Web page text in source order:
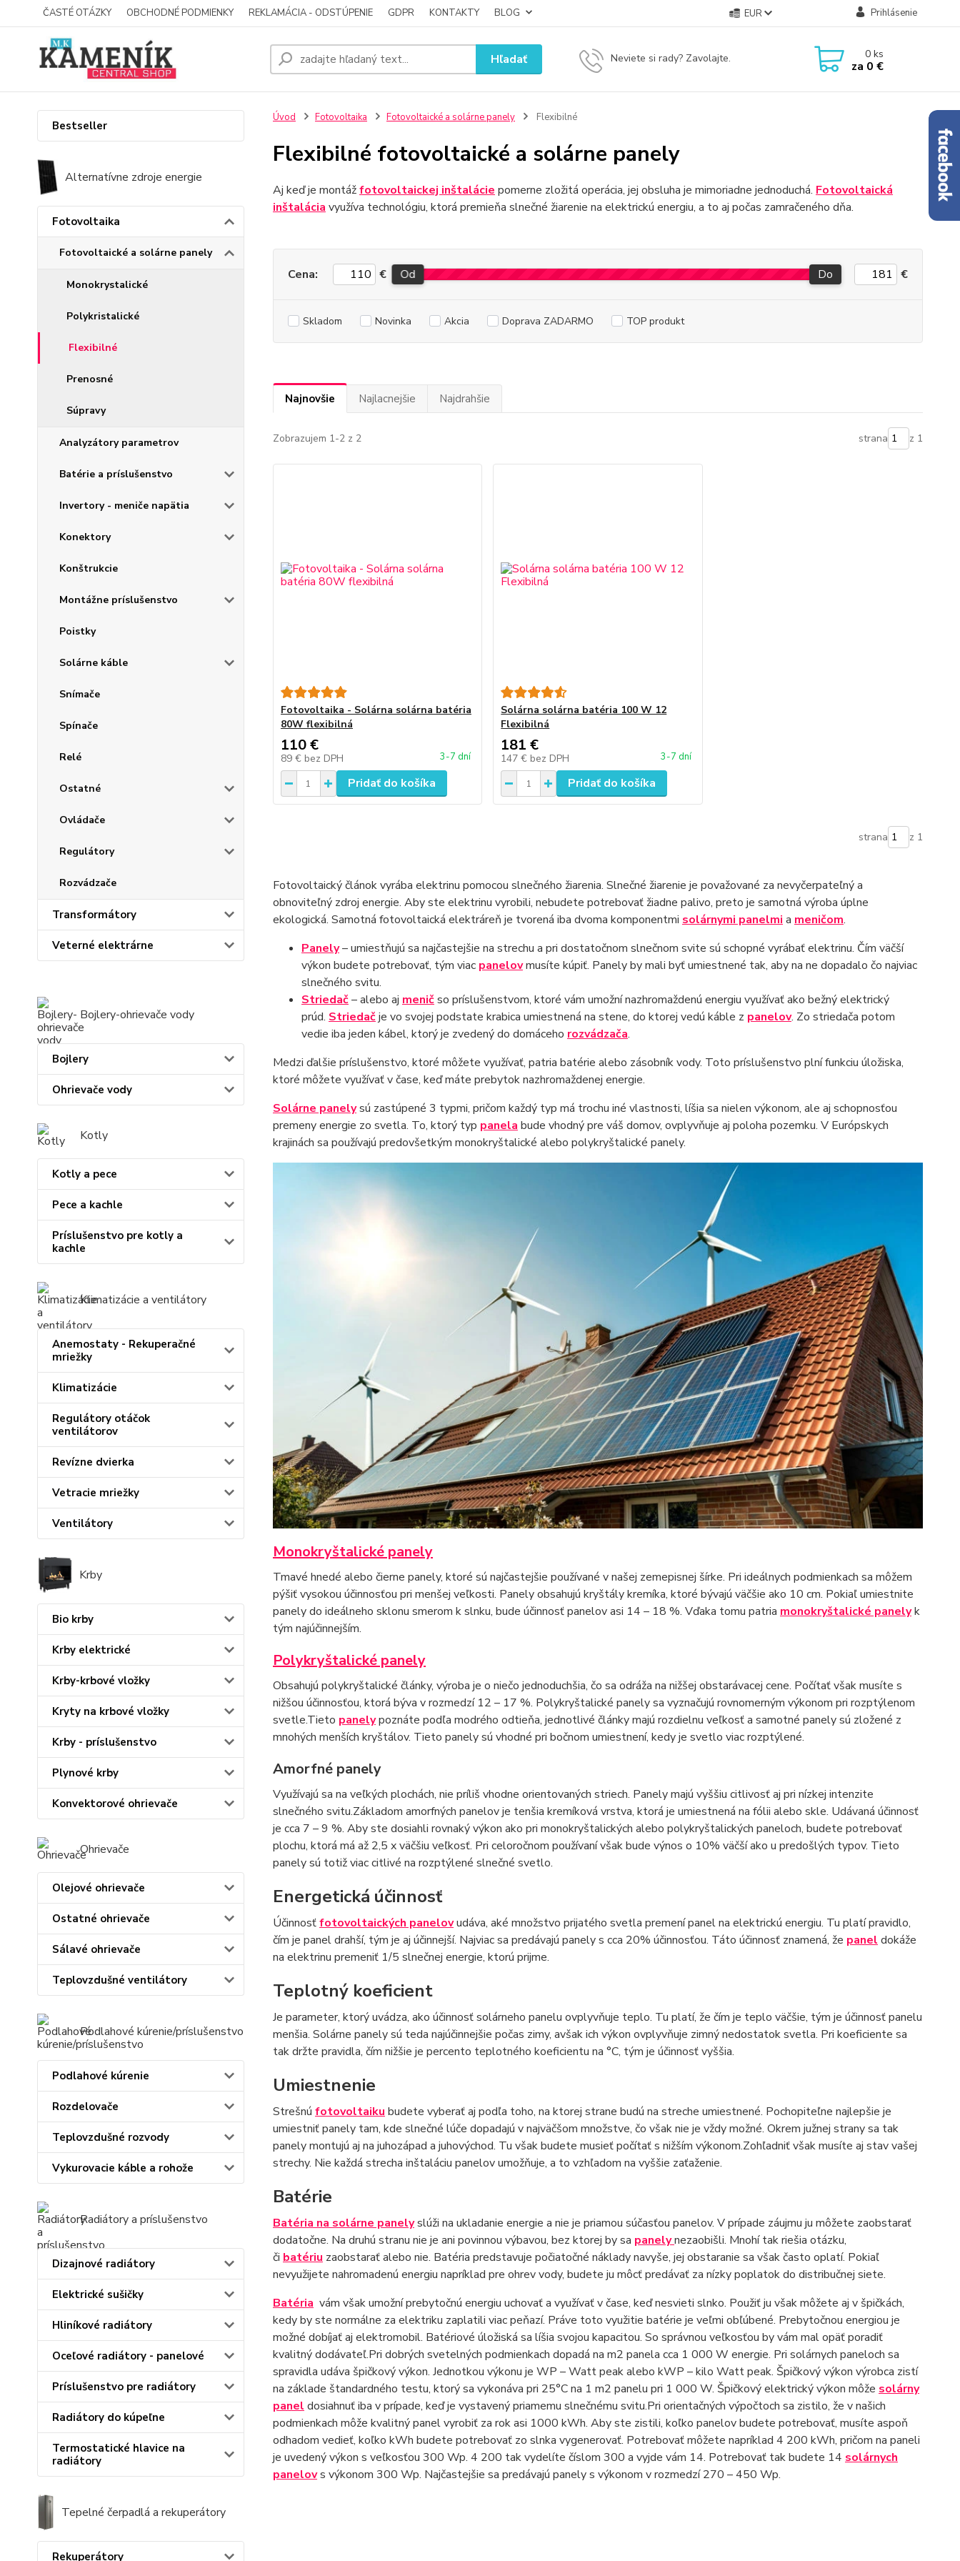
ČASTÉ OTÁZKY OBCHODNÉ PODMIENKY REKLAMÁCIA - ODSTÚPENIE GDPR KONTAKTY BLOG EUR Prihlásenie
Hľadať Neviete si rady? Zavolajte. 0ks
za 0 €
Bestseller
Alternatívne zdroje energie
Fotovoltaika
Fotovoltaické a solárne panely
Monokrystalické
Polykristalické
Flexibilné
Prenosné
Súpravy
Analyzátory parametrov
Batérie a príslušenstvo
Invertory - meniče napätia
Konektory
Konštrukcie
Montážne príslušenstvo
Poistky
Solárne káble
Snímače
Spínače
Relé
Ostatné
Ovládače
Regulátory
Rozvádzače
Transformátory
Veterné elektrárne
Bojlery-ohrievače vody
Bojlery
Ohrievače vody
Kotly
Kotly a pece
Pece a kachle
Príslušenstvo pre kotly a
kachle
Klimatizácie a ventilátory
Anemostaty - Rekuperačné
mriežky
Klimatizácie
Regulátory otáčok
ventilátorov
Revízne dvierka
Vetracie mriežky
Ventilátory
Krby
Bio krby
Krby elektrické
Krby-krbové vložky
Kryty na krbové vložky
Krby - príslušenstvo
Plynové krby
Konvektorové ohrievače
Ohrievače
Olejové ohrievače
Ostatné ohrievače
Sálavé ohrievače
Teplovzdušné ventilátory
Podlahové kúrenie/príslušenstvo
Podlahové kúrenie
Rozdelovače
Teplovzdušné rozvody
Vykurovacie káble a rohože
Radiátory a príslušenstvo
Dizajnové radiátory
Elektrické sušičky
Hliníkové radiátory
Oceľové radiátory - panelové
Príslušenstvo pre radiátory
Radiátory do kúpeľne
Termostatické hlavice na
radiátory
Tepelné čerpadlá a rekuperátory
Rekuperátory
Úvod Fotovoltaika Fotovoltaické a solárne panely Flexibilné
Flexibilné fotovoltaické a solárne panely
Aj keď je montážfotovoltaickej inštalácie pomerne zložitá operácia, jej obsluha je mimoriadne jednoduchá. Fotovoltaická
inštalácia využíva technológiu, ktorá premieňa slnečné žiarenie na elektrickú energiu, a to aj počas zamračeného dňa.
Cena: € Od Do €
Skladom Novinka Akcia Doprava ZADARMO TOP produkt
Najnovšie Najlacnejšie Najdrahšie
Zobrazujem 1-2 z 2 strana z 1
Fotovoltaika - Solárna solárna batéria
80W flexibilná
110 €
89 € bez DPH 3-7 dní
Pridať do košíka
Solárna solárna batéria 100 W 12
Flexibilná
181 €
147 € bez DPH 3-7 dní
Pridať do košíka
strana z 1
Fotovoltaický článok vyrába elektrinu pomocou slnečného žiarenia. Slnečné žiarenie je považované za nevyčerpateľný a
obnoviteľný zdroj energie. Aby ste elektrinu vyrobili, nebudete potrebovať žiadne palivo, preto je samotná výroba úplne
ekologická. Samotná fotovoltaická elektráreň je tvorená iba dvoma komponentmi solárnymi panelmi a meničom.
Panely– umiestňujú sa najčastejšie na strechu a pri dostatočnom slnečnom svite sú schopné vyrábať elektrinu. Čím väčší
výkon budete potrebovať, tým viac panelovmusíte kúpiť. Panely by mali byť umiestnené tak, aby na ne dopadalo čo najviac
slnečného svitu.
Striedač– alebo aj meničso príslušenstvom, ktoré vám umožní nazhromaždenú energiu využívať ako bežný elektrický
prúd. Striedačje vo svojej podstate krabica umiestnená na stene, do ktorej vedú káble z panelov. Zo striedača potom
vedie iba jeden kábel, ktorý je zvedený do domáceho rozvádzača.
Medzi ďalšie príslušenstvo, ktoré môžete využívať, patria batérie alebo zásobník vody. Toto príslušenstvo plní funkciu úložiska,
ktoré môžete využívať v čase, keď máte prebytok nazhromaždenej energie.
Solárne panelysú zastúpené 3 typmi, pričom každý typ má trochu iné vlastnosti, líšia sa nielen výkonom, ale aj schopnosťou
premeny energie zo svetla. To, ktorý typ panela bude vhodný pre váš domov, ovplyvňuje aj poloha pozemku. V Európskych
krajinách sa používajú predovšetkým monokryštalické alebo polykryštalické panely.
Monokryštalické panely
Tmavé hnedé alebo čierne panely, ktoré sú najčastejšie používané v našej zemepisnej šírke. Pri ideálnych podmienkach sa môžem
pýšiť vysokou účinnosťou pri menšej veľkosti. Panely obsahujú kryštály kremíka, ktoré bývajú väčšie ako 10 cm. Pokiaľ umiestnite
panely do ideálneho sklonu smerom k slnku, bude účinnosť panelov asi 14 – 18 %. Vďaka tomu patria monokryštalické panelyk
tým najúčinnejším.
Polykryštalické panely
Obsahujú polykryštalické články, výroba je o niečo jednoduchšia, čo sa odráža na nižšej obstarávacej cene. Počítať však musíte s
nižšou účinnosťou, ktorá býva v rozmedzí 12 – 17 %. Polykryštalické panely sa vyznačujú rovnomerným výkonom pri rozptýlenom
svetle.Tieto panelypoznáte podľa modrého odtieňa, jednotlivé články majú rozdielnu veľkosť a samotné panely sú zložené z
mnohých menších kryštálov. Tieto panely sú vhodné pri bočnom umiestnení, kedy je svetlo viac rozptýlené.
Amorfné panely
Využívajú sa na veľkých plochách, nie príliš vhodne orientovaných striech. Panely majú vyššiu citlivosť aj pri nízkej intenzite
slnečného svitu.Základom amorfných panelov je tenšia kremíková vrstva, ktorá je umiestnená na fólii alebo skle. Udávaná účinnosť
je cca 7 – 9 %. Aby ste dosiahli rovnaký výkon ako pri monokryštalických alebo polykryštalických paneloch, budete potrebovať
plochu, ktorá má až 2,5 x väčšiu veľkosť. Pri celoročnom používaní však bude výnos o 10% väčší ako u predošlých typov. Tieto
panely sú totiž viac citlivé na rozptýlené slnečné svetlo.
Energetická účinnosť
Účinnosťfotovoltaických panelovudáva, aké množstvo prijatého svetla premení panel na elektrickú energiu. Tu platí pravidlo,
čím je panel drahší, tým je aj účinnejší. Najviac sa predávajú panely s cca 20% účinnosťou. Táto účinnosť znamená, že panel dokáže
na elektrinu premeniť 1/5 slnečnej energie, ktorú prijme.
Teplotný koeficient
Je parameter, ktorý uvádza, ako účinnosť solárneho panelu ovplyvňuje teplo. Tu platí, že čím je teplo väčšie, tým je účinnosť panelu
menšia. Solárne panely sú teda najúčinnejšie počas zimy, avšak ich výkon ovplyvňuje zimný nedostatok svetla. Pri koeficiente sa
tak držte pravidla, čím nižšie je percento teplotného koeficientu na °C, tým je účinnosť vyššia.
Umiestnenie
Strešnú fotovoltaiku budete vyberať aj podľa toho, na ktorej strane budú na streche umiestnené. Pochopiteľne najlepšie je
umiestniť panely tam, kde slnečné lúče dopadajú v najväčšom množstve, čo však nie je vždy možné. Okrem južnej strany sa tak
panely montujú aj na juhozápad a juhovýchod. Tu však budete musieť počítať s nižším výkonom.Zohľadniť však musíte aj stav vašej
strechy. Nie každá strecha inštaláciu panelov umožňuje, a to vzhľadom na vyššie zaťaženie.
Batérie
Batéria na solárne panelyslúži na ukladanie energie a nie je priamou súčasťou panelov. V prípade záujmu ju môžete zaobstarať
dodatočne. Na druhú stranu nie je ani povinnou výbavou, bez ktorej by sa panelynezaobišli. Mnohí tak riešia otázku,
či batériu zaobstarať alebo nie. Batéria predstavuje počiatočné náklady navyše, jej obstaranie sa však často oplatí. Pokiaľ
nevyužijete nahromadenú energiu napríklad pre ohrev vody, budete ju môcť predávať za nízky poplatok do distribučnej siete.
Batéria vám však umožní prebytočnú energiu uchovať a využívať v čase, keď nesvieti slnko. Použiť ju však môžete aj v špičkách,
kedy by ste normálne za elektriku zaplatili viac peňazí. Práve toto využitie batérie je veľmi obľúbené. Prebytočnou energiou je
možné dobíjať aj elektromobil. Batériové úložiská sa líšia svojou kapacitou. So správnou veľkosťou by vám mal opäť poradiť
kvalitný dodávateľ.Pri dobrých svetelných podmienkach dopadá na m2 panela cca 1 000 W energie. Pri solárnych paneloch sa
spravidla udáva špičkový výkon. Jednotkou výkonu je WP – Watt peak alebo kWP – kilo Watt peak. Špičkový výkon výrobca zistí
na základe štandardného testu, ktorý sa vykonáva pri 25°C na 1 m2 panelu pri 1 000 W. Špičkový elektrický výkon môže solárny
panel dosiahnuť iba v prípade, keď je vystavený priamemu slnečnému svitu.Pri orientačných výpočtoch sa zistilo, že v našich
podmienkach môže kvalitný panel vyrobiť za rok asi 1000 kWh. Aby ste zistili, koľko panelov budete potrebovať, musíte aspoň
odhadom vedieť, koľko kWh budete potrebovať zo slnka vygenerovať. Potrebovať môžete napríklad 4 200 kWh, pričom na paneli
je uvedený výkon s veľkosťou 300 Wp. 4 200 tak vydelíte číslom 300 a vyjde vám 14. Potrebovať tak budete 14 solárnych
panelovs výkonom 300 Wp. Najčastejšie sa predávajú panely s výkonom v rozmedzí 270 – 450 Wp.